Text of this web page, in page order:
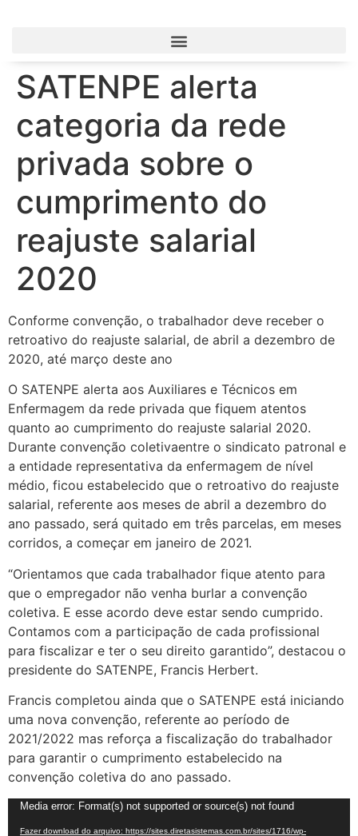
SATENPE alerta
categoria da rede
privada sobre o
cumprimento do
reajuste salarial
2020
Conforme convenção, o trabalhador deve receber o
retroativo do reajuste salarial, de abril a dezembro de
2020, até março deste ano
O SATENPE alerta aos Auxiliares e Técnicos em
Enfermagem da rede privada que fiquem atentos
quanto ao cumprimento do reajuste salarial 2020.
Durante convenção coletivaentre o sindicato patronal e
a entidade representativa da enfermagem de nível
médio, ficou estabelecido que o retroativo do reajuste
salarial, referente aos meses de abril a dezembro do
ano passado, será quitado em três parcelas, em meses
corridos, a começar em janeiro de 2021.
“Orientamos que cada trabalhador fique atento para
que o empregador não venha burlar a convenção
coletiva. E esse acordo deve estar sendo cumprido.
Contamos com a participação de cada profissional
para fiscalizar e ter o seu direito garantido”, destacou o
presidente do SATENPE, Francis Herbert.
Francis completou ainda que o SATENPE está iniciando
uma nova convenção, referente ao período de
2021/2022 mas reforça a fiscalização do trabalhador
para garantir o cumprimento estabelecido na
convenção coletiva do ano passado.
Tocador
de
Media error: Format(s) not supported or source(s) not found
Fazer download do arquivo: https://sites.diretasistemas.com.br/sites/1716/wp-